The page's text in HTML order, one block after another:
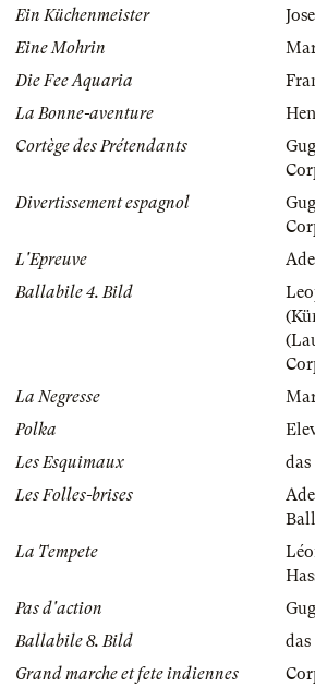
Ein Küchenmeister
Eine Mohrin
Die Fee Aquaria
La Bonne-aventure
Cortège des Prétendants
Divertissement espagnol
L'Epreuve
Ballabile 4. Bild
La Negresse
Polka
Les Esquimaux
Les Folles-brises
La Tempete
Pas d'action
Ballabile 8. Bild
Grand marche et fete indiennes